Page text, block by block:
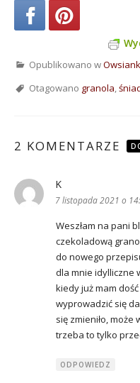
Opublikowano w
Otagowano granola,
2 KOMENTARZE
K
7 listopada 2021 o
Weszłam na pani
czekoladową
do nowego
dla mnie idylliczne
kiedy już mam
wyprowadzić się
się zmieniło, może
trzeba to tylko
ODPOWIEDZ